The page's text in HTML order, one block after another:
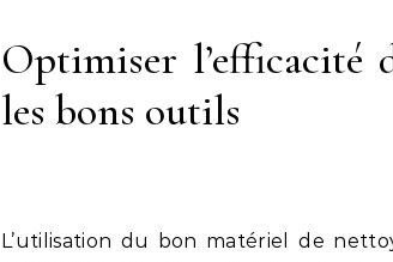
Optimiser l’efficacité
les bons outils
L’utilisation du bon matériel de